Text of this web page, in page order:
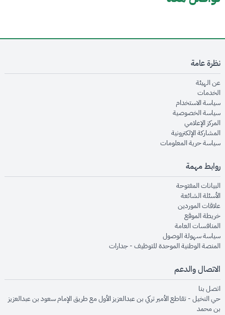
نظرة عامة
عن الهيئةopens in new window
الخدماتopens in new window
سياسة الاستخدام
سياسة الخصوصيةopens in new window
المركز الإعلاميopens in new window
المشاركة الإلكترونيةopens in new window
سياسة حرية المعلوماتopens in new window
روابط مهمة
البيانات المفتوحةopens in new window
الأسئلة الشائعةopens in new window
علاقات الموردينopens in new window
خريطة الموقعopens in new window
المنافسات العامةopens in new window
سياسة سهولة الوصولopens in new window
المنصة الوطنية الموحدة للتوظيف - جداراتopens in new window
الاتصال والدعم
اتصل بنا
حي النخيل - تقاطع الأمير تركي بن عبدالعزيز الأول مع طريق الإمام سعود بن عبدالعزيز
بن محمد